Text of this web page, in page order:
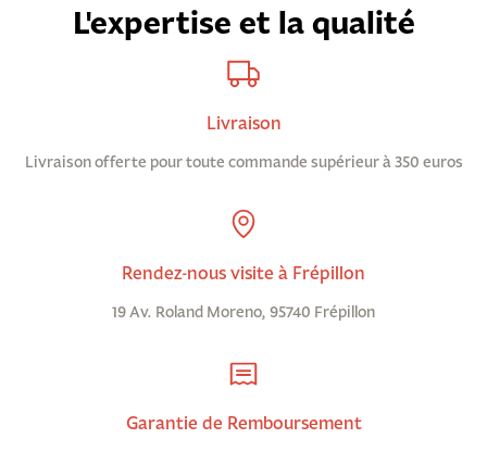
L'expertise et la qualité
Livraison
Livraison offerte pour toute commande supérieur à 350 euros
Rendez-nous visite à Frépillon
19 Av. Roland Moreno, 95740 Frépillon
Garantie de Remboursement